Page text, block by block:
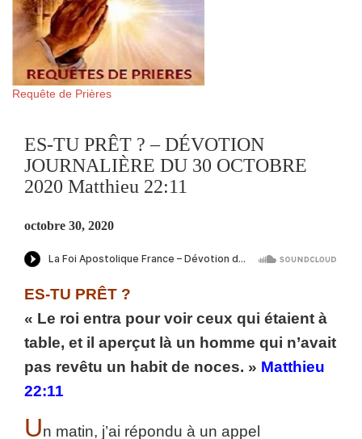
Requête de Prières
ES-TU PRÊT ? – DÉVOTION
JOURNALIÈRE DU 30 OCTOBRE
2020 Matthieu 22:11
octobre 30, 2020
ES-TU PRÊT ?
« Le roi entra pour voir ceux qui étaient à
table, et il aperçut là un homme qui n’avait
pas revêtu un habit de noces. » Matthieu
22:11
Un matin, j’ai répondu à un appel